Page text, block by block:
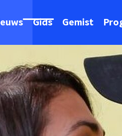
Gids Gemist